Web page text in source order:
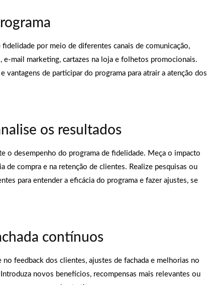
por meio de diferentes canais de comunicação,
e-mail marketing, cartazes na loja e folhetos promocionais.
vantagens de participar do programa para atrair a atenção dos
os resultados
o desempenho do programa de fidelidade. Meça o impacto
de compra e na retenção de clientes. Realize pesquisas ou
para entender a eficácia do programa e fazer ajustes, se
contínuos
no feedback dos clientes, ajustes de fachada e melhorias no
novos benefícios, recompensas mais relevantes ou